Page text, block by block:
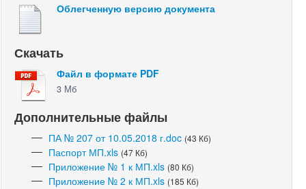
Облегченную версию документа
Скачать
Файл в формате PDF
3 Мб
Дополнительные файлы
ПА № 207 от 10.05.2018 г.doc (43 Кб)
Паспорт МП.xls (47 Кб)
Приложение № 1 к МП.xls (80 Кб)
Приложение № 2 к МП.xls (185 Кб)